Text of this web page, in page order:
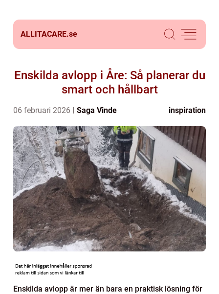
ALLITACARE.se
Enskilda avlopp i Åre: Så planerar du
smart och hållbart
06 februari 2026 Saga Vinde inspiration
Enskilda avlopp är mer än bara en praktisk lösning för